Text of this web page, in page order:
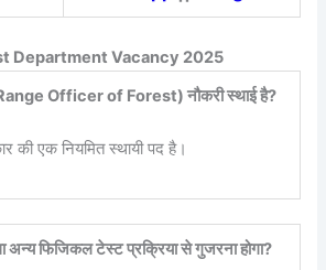
Department Vacancy 2025
(Range Officer of Forest) नौकरी स्थाई है?
की एक नियमित स्थायी पद है।
अन्य फिजिकल टेस्ट प्रक्रिया से गुजरना होगा?